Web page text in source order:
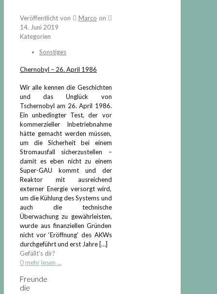
Veröffentlicht von Marco on
14. Juni 2019
Kategorien
Sonstiges
Chernobyl – 26. April 1986
Wir alle kennen die Geschichten
und das Unglück von
Tschernobyl am 26. April 1986.
Ein unbedingter Test, der vor
kommerzieller Inbetriebnahme
hätte gemacht werden müssen,
um die Sicherheit bei einem
Stromausfall sicherzustellen –
damit es eben nicht zu einem
Super-GAU kommt und der
Reaktor mit ausreichend
externer Energie versorgt wird,
um die Kühlung des Systems und
auch die technische
Überwachung zu gewährleisten,
wurde aus finanziellen Gründen
nicht vor ‘Eröffnung’ des AKWs
durchgeführt und erst Jahre[…]
Gefällt's dir?
0 mehr lesen ...
Freunde
die